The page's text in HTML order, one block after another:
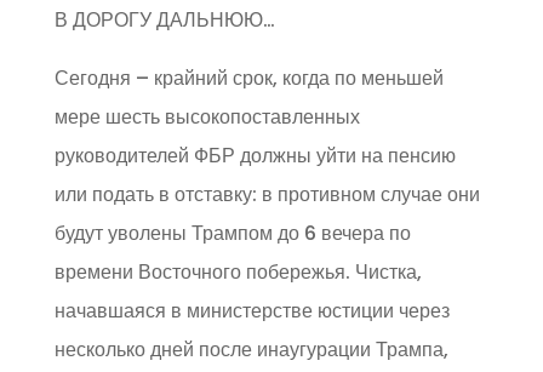
В ДОРОГУ ДАЛЬНЮЮ…
Сегодня – крайний срок, когда по меньшей
мере шесть высокопоставленных
руководителей ФБР должны уйти на пенсию
или подать в отставку: в противном случае они
будут уволены Трампом до 6 вечера по
времени Восточного побережья. Чистка,
начавшаяся в министерстве юстиции через
несколько дней после инаугурации Трампа,